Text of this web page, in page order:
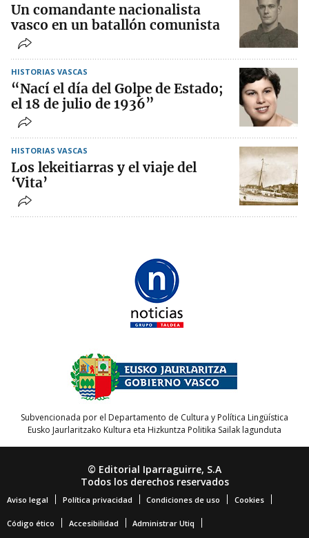
Un comandante nacionalista
vasco en un batallón comunista
HISTORIAS VASCAS
“Nací el día del Golpe de Estado;
el 18 de julio de 1936”
HISTORIAS VASCAS
Los lekeitiarras y el viaje del
‘Vita’
Subvencionada por el Departamento de Cultura y Política Lingüística
Eusko Jaurlaritzako Kultura eta Hizkuntza Politika Sailak lagunduta
© Editorial Iparraguirre, S.A
Todos los derechos reservados
Aviso legal Política privacidad Condiciones de uso Cookies
Código ético Accesibilidad Administrar Utiq